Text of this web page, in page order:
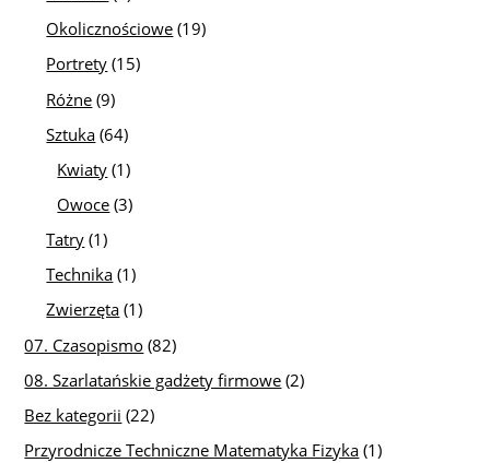
Okolicznościowe (19)
Portrety (15)
Różne (9)
Sztuka (64)
Kwiaty (1)
Owoce (3)
Tatry (1)
Technika (1)
Zwierzęta (1)
07. Czasopismo (82)
08. Szarlatańskie gadżety firmowe (2)
Bez kategorii (22)
Przyrodnicze Techniczne Matematyka Fizyka (1)